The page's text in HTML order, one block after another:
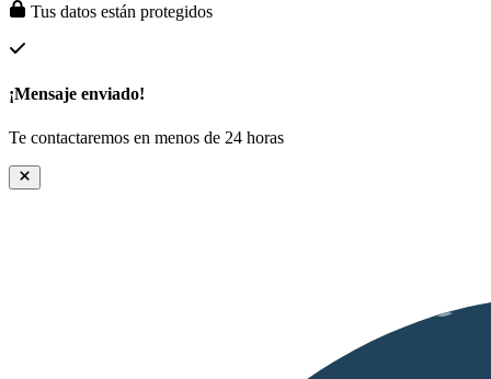
Tus datos están protegidos
¡Mensaje enviado!
Te contactaremos en menos de 24 horas